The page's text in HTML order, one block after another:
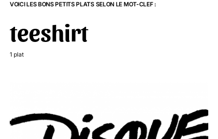
VOICI LES BONS PETITS PLATS SELON LE MOT-CLEF :
teeshirt
1 plat